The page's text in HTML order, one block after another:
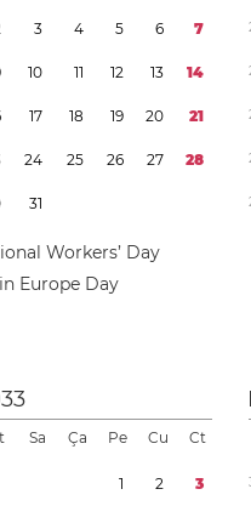
3 4 5 6 7
10 11 12 13 14
17 18 19 20 21
24 25 26 27 28
31
Workers’ Day
Europe Day
Sa Ça Pe Cu Ct
1 2 3